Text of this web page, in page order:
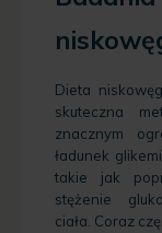
Dieta
skuteczna
znacznym
ładunek
takie jak
stężenie
ciała. Coraz